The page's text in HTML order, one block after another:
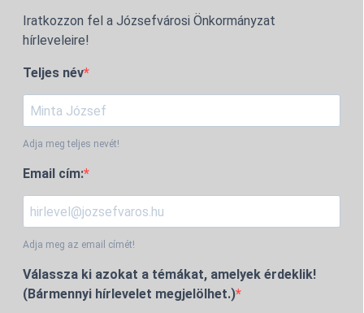
Iratkozzon fel a Józsefvárosi Önkormányzat
hírleveleire!
Teljes név
Adja meg teljes nevét!
Email cím:
Adja meg az email címét!
Válassza ki azokat a témákat, amelyek érdeklik!
(Bármennyi hírlevelet megjelölhet.)